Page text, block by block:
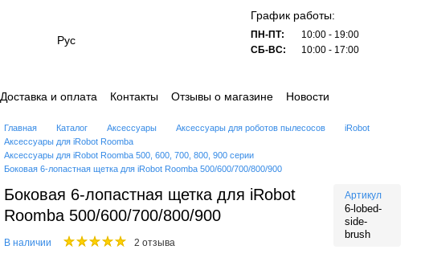
Рус
График работы:
ПН-ПТ:
10:00 - 19:00
СБ-ВС:
10:00 - 17:00
Доставка и оплата Контакты Отзывы о магазине
Новости
Главная Каталог Аксессуары Аксессуары для роботов пылесосов
iRobot
Аксессуары для iRobot Roomba
Аксессуары для iRobot Roomba 500, 600, 700, 800, 900 серии
Боковая 6-лопастная щетка для iRobot Roomba 500/600/700/800/900
Боковая 6-лопастная щетка для iRobot
Roomba 500/600/700/800/900
Артикул
6-lobed-
side-
brush
В наличии 2 отзыва